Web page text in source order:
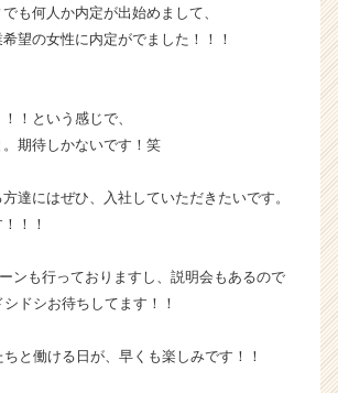
ャ
リ
e
e
C
a
e
r）
も何人か内定が出始めまして、
望の女性に内定がでました！！！
！という感じで、
期待しかないです！笑
達にはぜひ、入社していただきたいです。
！！
ンも行っておりますし、説明会もあるので
ドシお待ちしてます！！
と働ける日が、早くも楽しみです！！